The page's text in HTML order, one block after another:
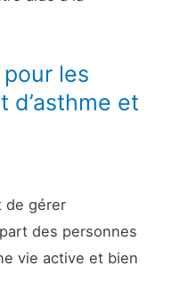
pour les
d’asthme et
de gérer
des personnes
vie active et bien